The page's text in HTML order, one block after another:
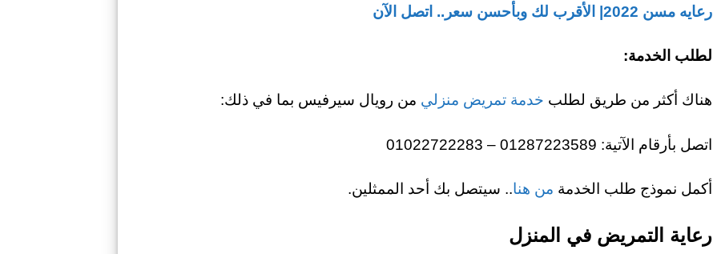
رعايه مسن 2022| الأقرب لك وبأحسن سعر.. اتصل الآن
لطلب الخدمة:
هناك أكثر من طريق لطلب خدمة تمريض منزلي من رويال سيرفيس بما في ذلك:
اتصل بأرقام الآتية: 01287223589 – 01022722283
أكمل نموذج طلب الخدمة من هنا.. سيتصل بك أحد الممثلين.
رعاية التمريض في المنزل